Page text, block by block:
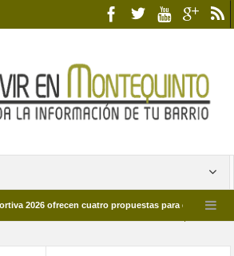
ofrecen cuatro propuestas para disfrutar del